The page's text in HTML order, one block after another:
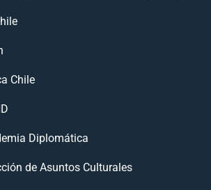
Chile
Diplomática
de Asuntos Culturales